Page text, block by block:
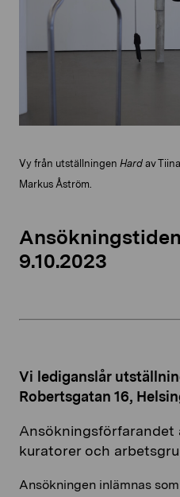
Vy från utställningen Hard av
Markus Åström.
9.10.2023
Vi lediganslår
Robertsgatan 16,
kuratorer och
Ansökningen inlämnas